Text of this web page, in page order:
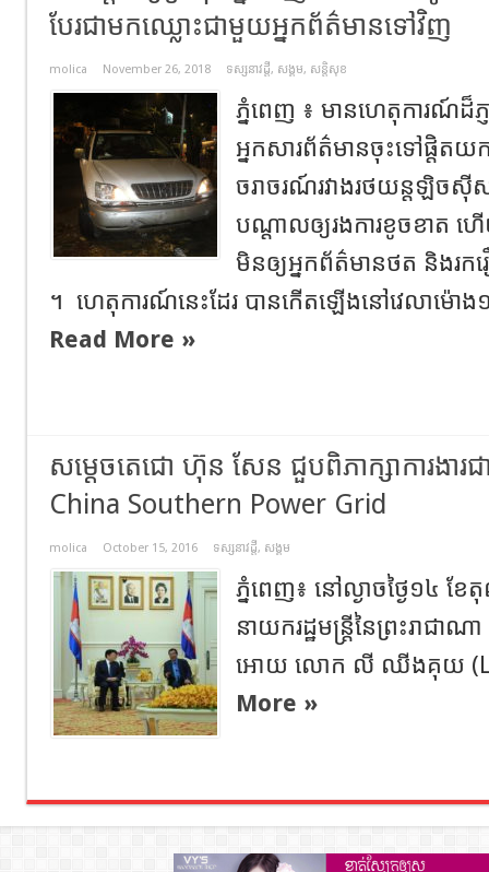
បែរជាមកឈ្លោះជាមួយអ្នកព័ត៌មានទៅវិញ
molica November 26, 2018 ទស្សនាវដ្តី, សង្គម, សន្តិសុខ
ភ្នំពេញ​ ៖​ មានហេតុការណ៍ដ៏ភ្
អ្នកសារព័ត៌មានចុះទៅផ្តិតយ
ចរាចរណ៍រវាងរថយន្តឡិចស៊ី
បណ្ដាលឲ្យរងការខូចខាត​ ហ
មិនឲ្យអ្នកព័ត៌មានថត​ និងរករ
។ ​ ហេតុការណ៍នេះដែរ​ បានកើតឡើងនៅវេលាម៉
Read More »
សម្តេចតេជោ ហ៊ុន សែន ជួបពិភាក្សាការងារ
China Southern Power Grid
molica October 15, 2016 ទស្សនាវដ្តី, សង្គម
ភ្នំពេញ៖ នៅល្ងាចថ្ងៃ១៤ ខ
នាយករដ្ឋមន្រ្តីនៃព្រះរាជា
អោយ លោក លី ឈីងគុយ (Li
More »